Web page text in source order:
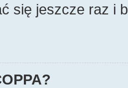
się jeszcze raz i